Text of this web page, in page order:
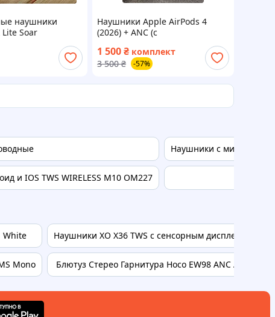
наушники
Lite Soar
Наушники Apple AirPods 4
(2026) + ANC (с
18+26+) + Анімація
1 500₴ комплект
3 500 ₴ -57%
и IOS TWS WIRELESS M10 OM227
Наушники с
White
Mono
Наушники XO X36 TWS с сенсорным дисплеем Белый
Блютуз Стерео Гарнитура Hoco EW98 ANC AI